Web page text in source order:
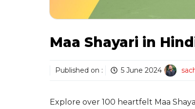
Maa Shayari in
Published on : 5 June 2024
Explore over 100 heartfelt Maa